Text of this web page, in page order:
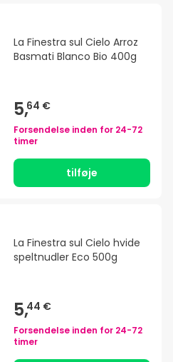
La Finestra sul Cielo Arroz
Basmati Blanco Bio 400g
5,64 €
Forsendelse inden for 24-72
timer
tilføje
La Finestra sul Cielo hvide
speltnudler Eco 500g
5,44 €
Forsendelse inden for 24-72
timer